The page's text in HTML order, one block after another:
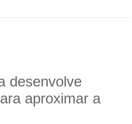
desenvolve
aproximar a